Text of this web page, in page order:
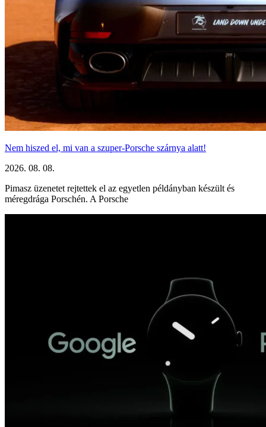
Nem hiszed el, mi van a szuper-Porsche szárnya alatt!
2026. 08. 08.
Pimasz üzenetet rejtettek el az egyetlen példányban készült és
méregdrága Porschén. A Porsche